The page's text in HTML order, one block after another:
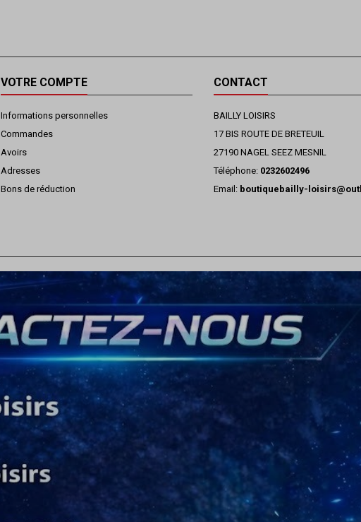
VOTRE COMPTE
Informations personnelles
Commandes
Avoirs
Adresses
Bons de réduction
CONTACT
BAILLY LOISIRS
17 BIS ROUTE DE BRETEUIL
27190 NAGEL SEEZ MESNIL
Téléphone: 0232602496
Email: boutiquebailly-